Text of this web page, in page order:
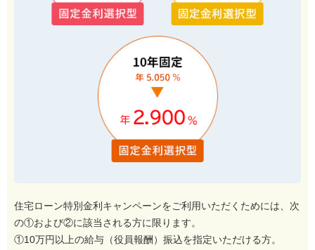
住宅ローン特別金利キャンペーンをご利用いただくためには、次
の①および②に該当される方に限ります。
①10万円以上の給与（役員報酬）振込を指定いただける方。